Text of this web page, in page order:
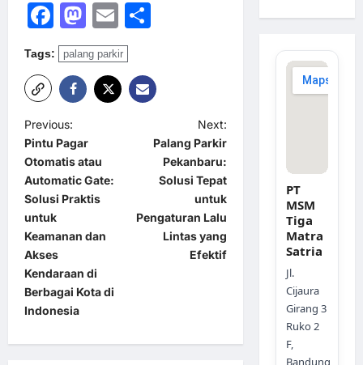
Facebook
Mastodon
Email
Tags: palang parkir
P
o
s
t
n
a
v
i
Previous:
Pintu Pagar
Otomatis atau
Automatic Gate:
Solusi Praktis
untuk
Keamanan dan
Akses
Kendaraan di
Berbagai Kota di
Indonesia
Next:
Palang Parkir
Pekanbaru:
Solusi Tepat
untuk
Pengaturan Lalu
Lintas yang
Efektif
PT
MSM
Tiga
Matra
Satria
Jl.
Cijaura
Girang 3
Ruko 2
F,
Bandung